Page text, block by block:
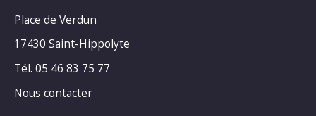
Place de Verdun
17430 Saint-Hippolyte
Tél. 05 46 83 75 77
Nous contacter